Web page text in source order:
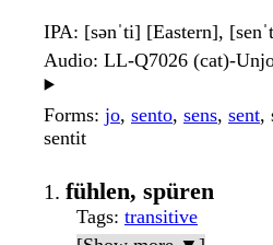
IPA: [sənˈti] [Eastern],
Audio: LL-Q7026 (cat)-
▶️
Forms: jo, sento, sens, sent,
sentit
fühlen, spüren
Tags: transitive